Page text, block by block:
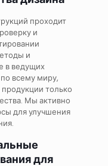
проходит
и
и
в ведущих
всему миру,
продукции только
Мы активно
для улучшения
для